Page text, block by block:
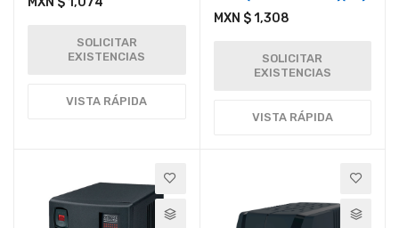
SOLICITAR
EXISTENCIAS
VISTA RÁPIDA
MXN $ 1,308
SOLICITAR
EXISTENCIAS
VISTA RÁPIDA